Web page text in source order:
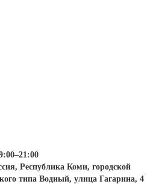
Республика Коми, городской
типа Водный, улица Гагарина, 4